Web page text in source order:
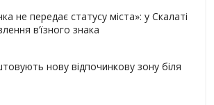
не передає статусу міста»: у Скалаті
в’їзного знака
нову відпочинкову зону біля